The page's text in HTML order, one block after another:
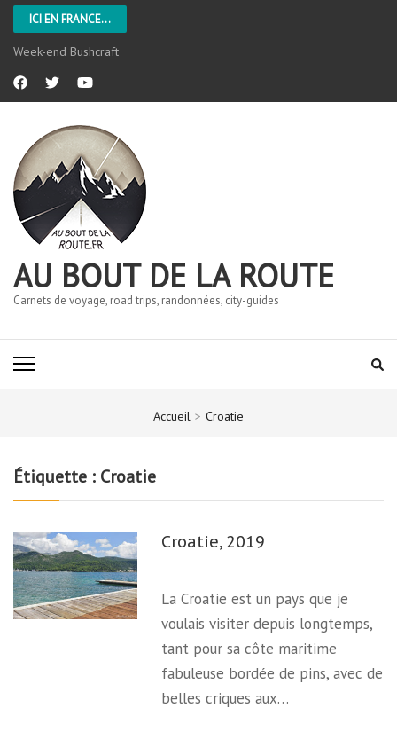
ICI EN FRANCE...
Week-end Bushcraft
AU BOUT DE LA ROUTE
Carnets de voyage, road trips, randonnées, city-guides
Accueil > Croatie
Étiquette : Croatie
Croatie, 2019
La Croatie est un pays que je
voulais visiter depuis longtemps,
tant pour sa côte maritime
fabuleuse bordée de pins, avec de
belles criques aux…